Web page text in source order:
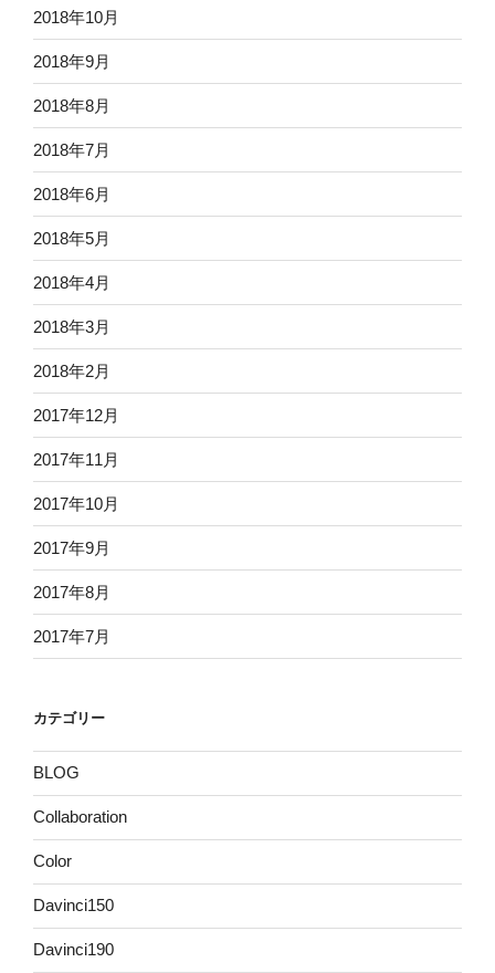
2018年10月
2018年9月
2018年8月
2018年7月
2018年6月
2018年5月
2018年4月
2018年3月
2018年2月
2017年12月
2017年11月
2017年10月
2017年9月
2017年8月
2017年7月
カテゴリー
BLOG
Collaboration
Color
Davinci150
Davinci190